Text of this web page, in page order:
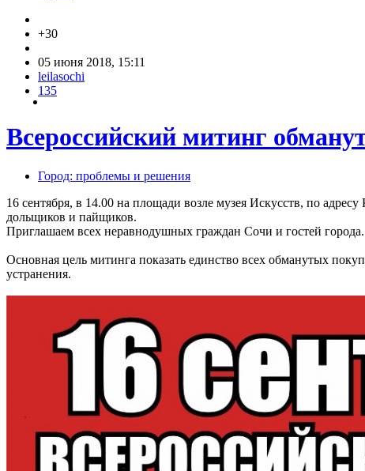
+30
05 июня 2018, 15:11
leilasochi
135
Всероссийский митинг
Город: проблемы и решения
16 сентября, в 14.00 на площади возле музея Искусств, по
дольщиков и пайщиков.
Приглашаем всех неравнодушных граждан Сочи и гостей города.
Основная цель митинга показать единство всех обманутых
устранения.